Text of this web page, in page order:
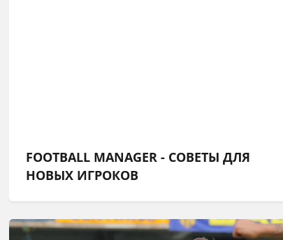
FOOTBALL MANAGER - СОВЕТЫ ДЛЯ
НОВЫХ ИГРОКОВ